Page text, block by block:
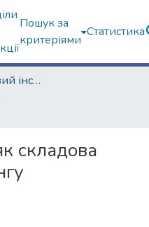
Пошук за
критеріями
Статистика
Навчально-науковий інститут «Українська інженерно-педагогічна академія»
складова